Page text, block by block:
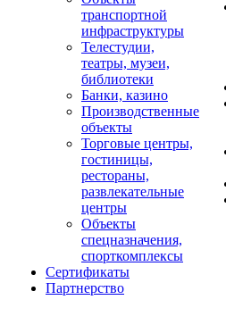
транспортной
инфраструктуры
Телестудии,
театры, музеи,
библиотеки
Банки, казино
Производственные
объекты
Торговые центры,
гостиницы,
рестораны,
развлекательные
центры
Объекты
спецназначения,
спорткомплексы
Сертификаты
Партнерство